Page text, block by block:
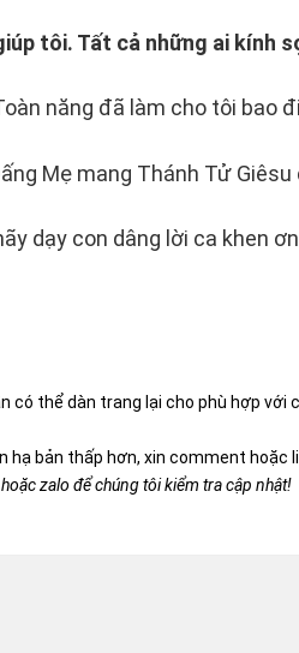
tôi. Tất cả những ai kính
năng đã làm cho tôi bao
Mẹ mang Thánh Tử
dạy con dâng lời ca khen
có thể dàn trang lại cho phù hợp với
hạ bản thấp hơn, xin comment hoặc
zalo để chúng tôi kiểm tra cập nhật!